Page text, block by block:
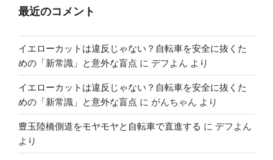
最近のコメント
イエローカットは違反じゃない？自転車を安全に抜くた
めの「新常識」と意外な盲点 に デフよん より
イエローカットは違反じゃない？自転車を安全に抜くた
めの「新常識」と意外な盲点 に がんちゃん より
豊玉陸橋側道をモヤモヤと自転車で直進する に デフよん
より